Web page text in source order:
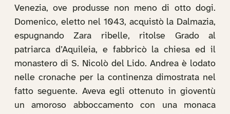
Venezia, ove produsse non meno di otto dogi.
Domenico, eletto nel 1043, acquistò la Dalmazia,
espugnando Zara ribelle, ritolse Grado al
patriarca d’Aquileia, e fabbricò la chiesa ed il
monastero di S. Nicolò del Lido. Andrea è lodato
nelle cronache per la continenza dimostrata nel
fatto seguente. Aveva egli ottenuto in gioventù
un amoroso abboccamento con una monaca